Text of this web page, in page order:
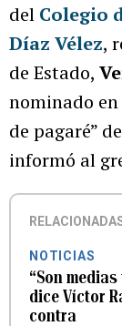
del Colegio
Díaz Vélez,
de Estado,
nominado
de pagaré”
informó al
NOTICIAS
“Son
dice Víctor
contra